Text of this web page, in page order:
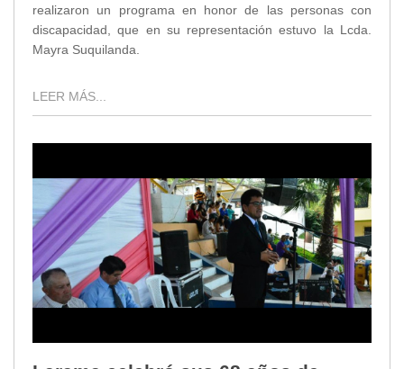
realizaron un programa en honor de las personas con
discapacidad, que en su representación estuvo la Lcda.
Mayra Suquilanda.
LEER MÁS...